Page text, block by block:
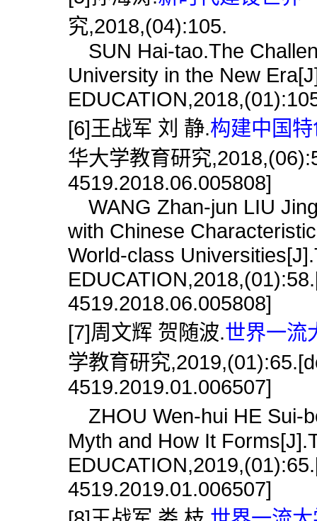
究,2018,(04):105.
SUN Hai-tao.The
University in the New
[6]王战军 刘 静.构建中国
华大学教育研究
4519.2018.06.005808]
WANG Zhan-jun LIU
with Chinese
World-class
4519.2018.06.005808]
[7]周文辉 贺随波.世界一流
学教育研究
4519.2019.01.006507]
ZHOU Wen-hui HE Sui-
Myth and How It
4519.2019.01.006507]